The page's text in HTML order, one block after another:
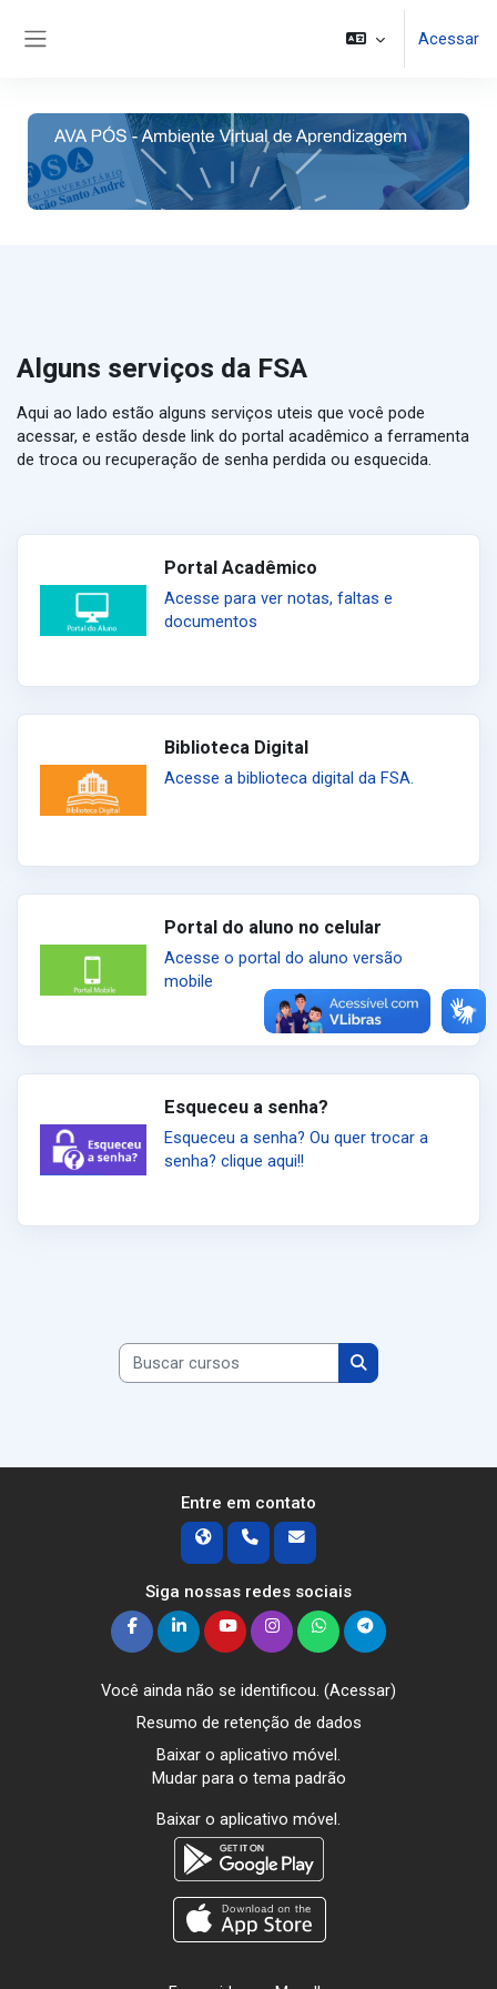
Acessar
Alguns serviços da FSA
Aqui ao lado estão alguns serviços uteis que você pode
acessar, e estão desde link do portal acadêmico a ferramenta
de troca ou recuperação de senha perdida ou esquecida.
Portal Acadêmico
Acesse para ver notas, faltas e
documentos
Biblioteca Digital
Acesse a biblioteca digital da FSA.
Portal do aluno no celular
Acesse o portal do aluno versão
mobile
Esqueceu a senha?
Esqueceu a senha? Ou quer trocar a
senha? clique aqui!!
Buscar cursos
Buscar cursos
Entre em contato
Siga nossas redes sociais
Você ainda não se identificou. (Acessar)
Resumo de retenção de dados
Baixar o aplicativo móvel.
Mudar para o tema padrão
Baixar o aplicativo móvel.